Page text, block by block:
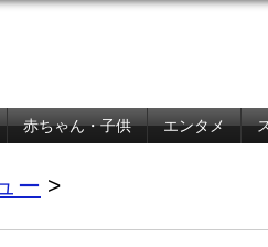
赤ちゃん・子供 エンタメ
ー >